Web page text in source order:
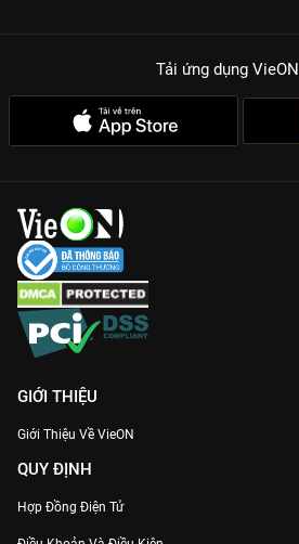
Tải ứng dụng VieON
GIỚI THIỆU
Giới Thiệu Về VieON
QUY ĐỊNH
Hợp Đồng Điện Tử